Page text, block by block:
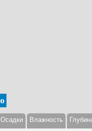
Осадки Влажность